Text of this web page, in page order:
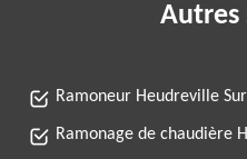
Autres
Ramoneur Heudreville
Ramonage de chaudière